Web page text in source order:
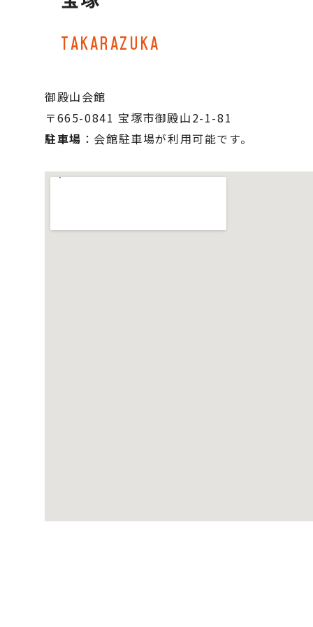
TAKARAZUKA
御殿山会館
〒665-0841 宝塚市御殿山2-1-81
駐車場 ：会館駐車場が利用可能です。